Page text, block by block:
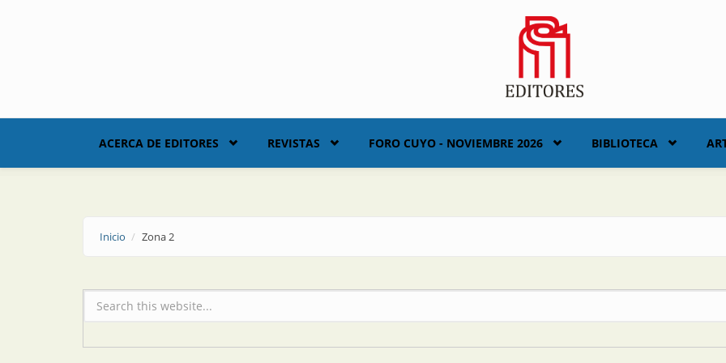
ACERCA DE EDITORES REVISTAS FORO CUYO - NOVIEMBRE 2026 BIBLIOTECA
Inicio Zona 2
Formulario de búsqueda